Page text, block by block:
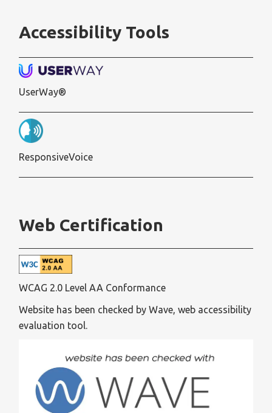
Accessibility Tools
UserWay®
ResponsiveVoice
Web Certification
WCAG 2.0 Level AA Conformance
Website has been checked by Wave, web accessibility
evaluation tool.